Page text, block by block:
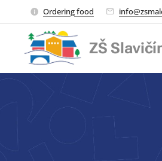
Ordering food
ZŠ